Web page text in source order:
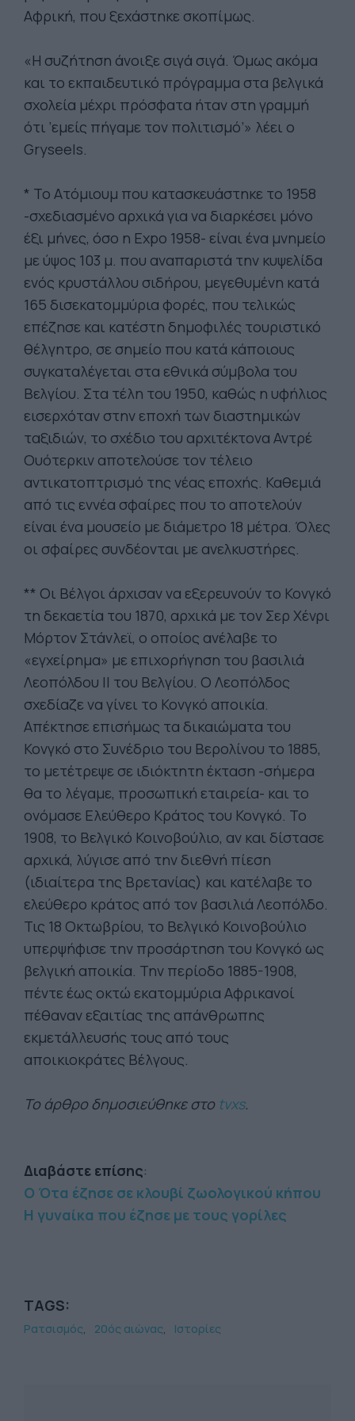
Αφρική, που ξεχάστηκε σκοπίμως.
«Η συζήτηση άνοιξε σιγά σιγά. Όμως ακόμα
και το εκπαιδευτικό πρόγραμμα στα βελγικά
σχολεία μέχρι πρόσφατα ήταν στη γραμμή
ότι ‘εμείς πήγαμε τον πολιτισμό’» λέει ο
Gryseels.
* Το Ατόμιουμ που κατασκευάστηκε το 1958
-σχεδιασμένο αρχικά για να διαρκέσει μόνο
έξι μήνες, όσο η Εxpο 1958- είναι ένα μνημείο
με ύψος 103 μ. που αναπαριστά την κυψελίδα
ενός κρυστάλλου σιδήρου, μεγεθυμένη κατά
165 δισεκατομμύρια φορές, που τελικώς
επέζησε και κατέστη δημοφιλές τουριστικό
θέλγητρο, σε σημείο που κατά κάποιους
συγκαταλέγεται στα εθνικά σύμβολα του
Βελγίου. Στα τέλη του 1950, καθώς η υφήλιος
εισερχόταν στην εποχή των διαστημικών
ταξιδιών, το σχέδιο του αρχιτέκτονα Αντρέ
Ουότερκιν αποτελούσε τον τέλειο
αντικατοπτρισμό της νέας εποχής. Καθεμιά
από τις εννέα σφαίρες που το αποτελούν
είναι ένα μουσείο με διάμετρο 18 μέτρα. Όλες
οι σφαίρες συνδέονται με ανελκυστήρες.
** Οι Βέλγοι άρχισαν να εξερευνούν το Κονγκό
τη δεκαετία του 1870, αρχικά με τον Σερ Χένρι
Μόρτον Στάνλεϊ, ο οποίος ανέλαβε το
«εγχείρημα» με επιχορήγηση του βασιλιά
Λεοπόλδου ΙΙ του Βελγίου. Ο Λεοπόλδος
σχεδίαζε να γίνει το Κονγκό αποικία.
Απέκτησε επισήμως τα δικαιώματα του
Κονγκό στο Συνέδριο του Βερολίνου το 1885,
το μετέτρεψε σε ιδιόκτητη έκταση -σήμερα
θα το λέγαμε, προσωπική εταιρεία- και το
ονόμασε Ελεύθερο Κράτος του Κονγκό. Το
1908, το Βελγικό Κοινοβούλιο, αν και δίστασε
αρχικά, λύγισε από την διεθνή πίεση
(ιδιαίτερα της Βρετανίας) και κατέλαβε το
ελεύθερο κράτος από τον βασιλιά Λεοπόλδο.
Τις 18 Οκτωβρίου, το Βελγικό Κοινοβούλιο
υπερψήφισε την προσάρτηση του Κονγκό ως
βελγική αποικία. Την περίοδο 1885-1908,
πέντε έως οκτώ εκατομμύρια Αφρικανοί
πέθαναν εξαιτίας της απάνθρωπης
εκμετάλλευσής τους από τους
αποικιοκράτες Βέλγους.
Το άρθρο δημοσιεύθηκε στο tvxs.
Διαβάστε επίσης:
Ο Ότα έζησε σε κλουβί ζωολογικού κήπου
Η γυναίκα που έζησε με τους γορίλες
TAGS:
Ρατσισμός 20ός αιώνας Ιστορίες